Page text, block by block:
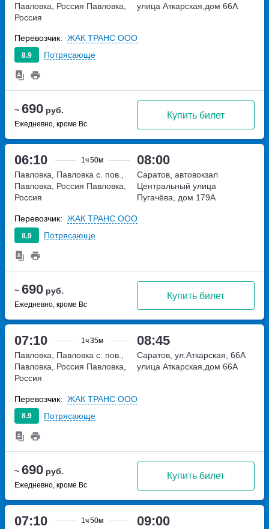
~ 690 руб.
Ежедневно, кроме Вс
Купить билет
Павловка, Россия Павловка,
Россия
улица Аткарская,дом 66А
8.9 Потрясающе
Перевозчик: ЖАК ТРАНС ООО
06:10 1ч50м 08:00
~ 690 руб.
Ежедневно, кроме Вс
Купить билет
Павловка, Павловка с. пов.,
Павловка, Россия Павловка,
Россия
Саратов, автовокзал
Центральный улица
Пугачёва, дом 179А
8.9 Потрясающе
Перевозчик: ЖАК ТРАНС ООО
07:10 1ч35м 08:45
~ 690 руб.
Ежедневно, кроме Вс
Купить билет
Павловка, Павловка с. пов.,
Павловка, Россия Павловка,
Россия
Саратов, ул.Аткарская, 66А
улица Аткарская,дом 66А
8.9 Потрясающе
Перевозчик: ЖАК ТРАНС ООО
07:10 1ч50м 09:00